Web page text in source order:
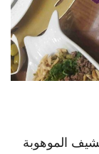
الموهوبة